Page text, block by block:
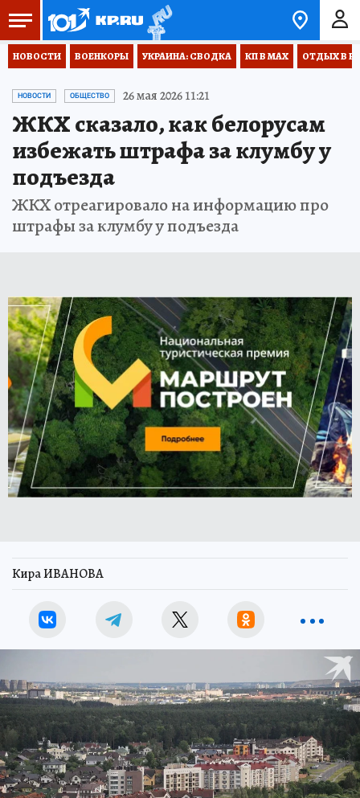
НОВОСТИ ВОЕНКОРЫ УКРАИНА: СВОДКА КП В МАХ ОТДЫХ В
НОВОСТИ ОБЩЕСТВО 26 мая 2026 11:21
ЖКХ сказало, как белорусам
избежать штрафа за клумбу у
подъезда
ЖКХ отреагировало на информацию про
штрафы за клумбу у подъезда
Кира ИВАНОВА